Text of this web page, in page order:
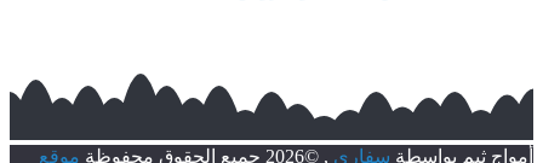
أمواج ثيم بواسطة سفاري , ©2026 جميع الحقوق محفوظة موقع